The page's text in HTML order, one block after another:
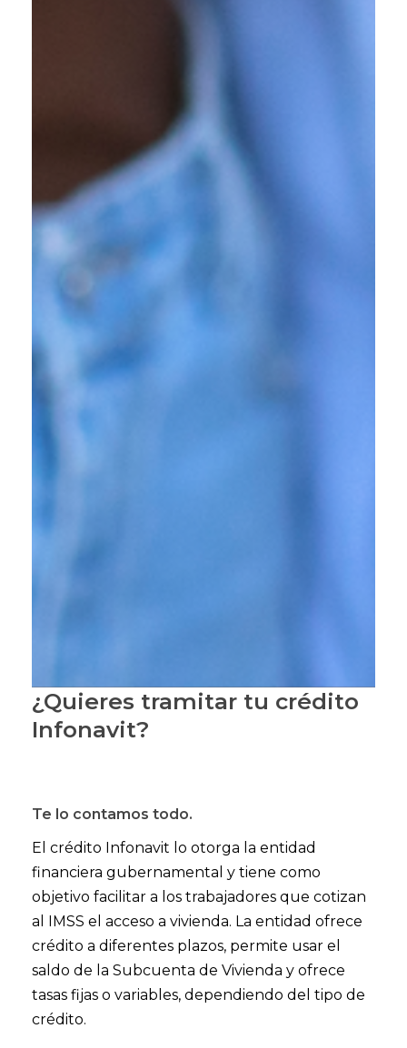
¿Quieres tramitar tu crédito
Infonavit?
Te lo contamos todo.
El crédito Infonavit lo otorga la entidad
financiera gubernamental y tiene como
objetivo facilitar a los trabajadores que cotizan
al IMSS el acceso a vivienda. La entidad ofrece
crédito a diferentes plazos, permite usar el
saldo de la Subcuenta de Vivienda y ofrece
tasas fijas o variables, dependiendo del tipo de
crédito.